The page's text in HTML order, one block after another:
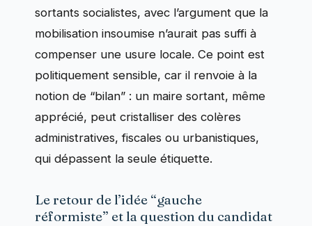
sortants socialistes, avec l’argument que la
mobilisation insoumise n’aurait pas suffi à
compenser une usure locale. Ce point est
politiquement sensible, car il renvoie à la
notion de “bilan” : un maire sortant, même
apprécié, peut cristalliser des colères
administratives, fiscales ou urbanistiques,
qui dépassent la seule étiquette.
Le retour de l’idée “gauche
réformiste” et la question du candidat